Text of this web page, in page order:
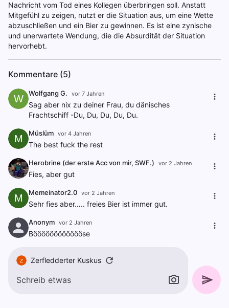
Nachricht vom Tod eines Kollegen überbringen soll. Anstatt
Mitgefühl zu zeigen, nutzt er die Situation aus, um eine Wette
abzuschließen und ein Bier zu gewinnen. Es ist eine zynische
und unerwartete Wendung, die die Absurdität der Situation
hervorhebt.
Kommentare (5)
W Wolfgang G. vor 7 Jahren
Sag aber nix zu deiner Frau, du dänisches
Frachtschiff -Du, Du, Du, Du, Du.
M Müslüm vor 4 Jahren
The best fuck the rest
Herobrine (der erste Acc von mir, SWF.) vor 2 Jahren
Fies, aber gut
M Memeinator2.0 vor 2 Jahren
Sehr fies aber….. freies Bier ist immer gut.
Anonym vor 2 Jahren
Bööööööööööööse
Z Zerfledderter Kuskus